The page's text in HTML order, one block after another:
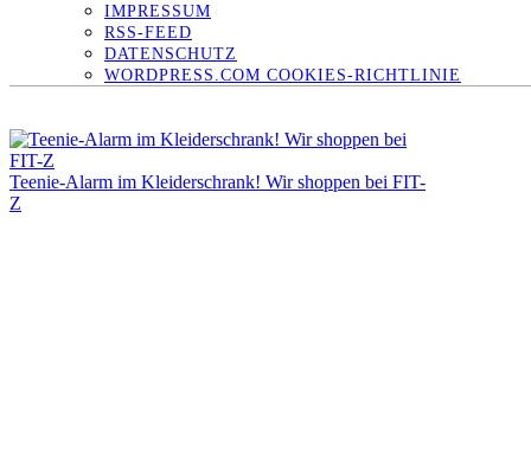
IMPRESSUM
RSS-FEED
DATENSCHUTZ
WORDPRESS.COM COOKIES-RICHTLINIE
Teenie-Alarm im Kleiderschrank! Wir shoppen bei FIT-
Z